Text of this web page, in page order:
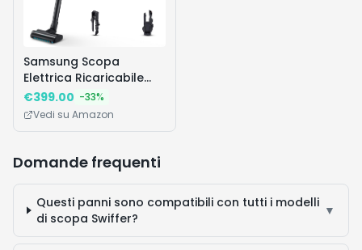
Samsung Scopa
Elettrica Ricaricabile
VS70H25WLG/WA Jet
85S Pet, Aspirapolvere
Potenza Massima 770W,
Motore Hexajet, Filtro
60 Min, Satin Greige
€399.00 -33%
Vedi su Amazon
Domande frequenti
Questi panni sono compatibili con tutti i modelli
di scopa Swiffer?
▼